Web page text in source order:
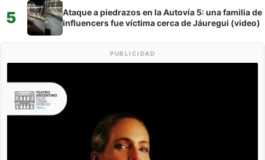
5
Ataque a piedrazos en la Autovía 5: una familia de
influencers fue víctima cerca de Jáuregui (video)
PUBLICIDAD